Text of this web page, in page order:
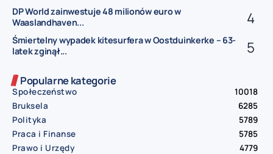
DP World zainwestuje 48 milionów euro w
Waaslandhaven...
Śmiertelny wypadek kitesurfera w Oostduinkerke – 63-
latek zginął...
Popularne kategorie
Społeczeństwo
10018
Bruksela
6285
Polityka
5789
Praca i Finanse
5785
Prawo i Urzędy
4779